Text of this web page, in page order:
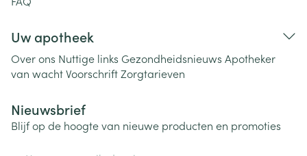
Uw apotheek
Over ons Nuttige links Gezondheidsnieuws Apotheker
van wachtVoorschriftZorgtarieven
Nieuwsbrief
Blijf op de hoogte van nieuwe producten en promoties